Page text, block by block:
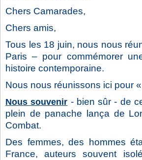
Chers Camarades,
Chers amis,
Tous les 18 juin, nous nous
Paris – pour commémorer
histoire contemporaine.
Nous nous réunissons ici pour «
Nous souvenir - bien sûr - de
plein de panache lança de
Combat.
Des femmes, des hommes
France, auteurs souvent